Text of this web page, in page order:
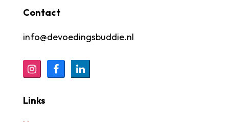
Contact
info@devoedingsbuddie.nl
Links